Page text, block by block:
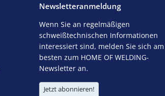
Newsletteranmeldung
Wenn Sie an regelmäßigen
schweißtechnischen Informationen
interessiert sind, melden Sie sich am
besten zum HOME OF WELDING-
Newsletter an.
Jetzt abonnieren!